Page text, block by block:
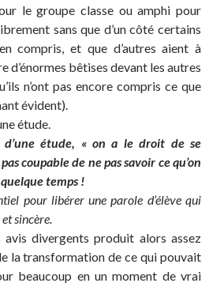
le groupe classe ou amphi pour
sans que d’un côté certains
compris, et que d’autres aient à
d’énormes bêtises devant les autres
n’ont pas encore compris ce que
évident).
étude.
étude, « on a le droit de se
coupable de ne pas savoir ce qu’on
temps !
pour libérer une parole d’élève qui
sincère.
divergents produit alors assez
la transformation de ce qui pouvait
beaucoup en un moment de vrai